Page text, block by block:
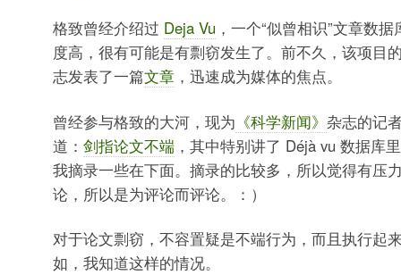
格致曾经介绍过 Deja Vu ，一个“似曾相识”文章数
度高，很有可能是有剽窃发生了。前不久，该项目
志发表了一篇文章，迅速成为媒体的焦点。
曾经参与格致的大河，现为 《科学新闻》 杂志的记
道： 剑指论文不端，其中特别讲了 Déjà vu 数据库
我摘录一些在下面。摘录的比较多，所以觉得有压
论，所以是为评论而评论。：）
对于论文剽窃，不容置疑是不端行为，而且执行起
如，我知道这样的情况。